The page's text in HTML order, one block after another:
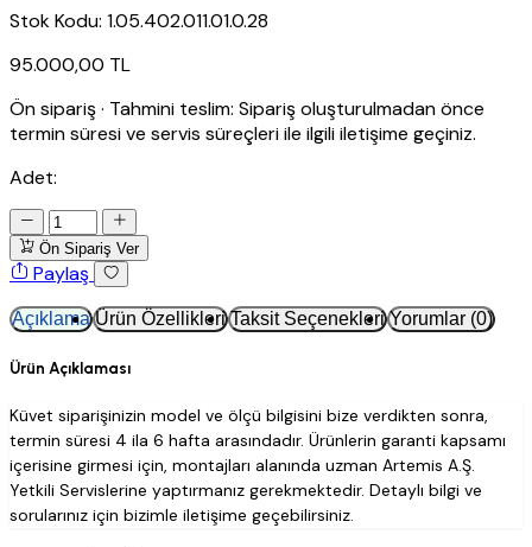
Stok Kodu: 1.05.402.011.01.0.28
95.000,00 TL
Ön sipariş· Tahmini teslim: Sipariş oluşturulmadan önce
termin süresi ve servis süreçleri ile ilgili iletişime geçiniz.
Adet:
Ön Sipariş Ver
Paylaş
Açıklama Ürün Özellikleri Taksit Seçenekleri Yorumlar (0)
Ürün Açıklaması
Küvet siparişinizin model ve ölçü bilgisini bize verdikten sonra,
termin süresi 4 ila 6 hafta arasındadır. Ürünlerin garanti kapsamı
içerisine girmesi için, montajları alanında uzman Artemis A.Ş.
Yetkili Servislerine yaptırmanız gerekmektedir. Detaylı bilgi ve
sorularınız için bizimle iletişime geçebilirsiniz.